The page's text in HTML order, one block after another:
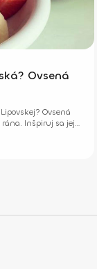
Ovsená
Ovsená
Inšpiruj sa jej